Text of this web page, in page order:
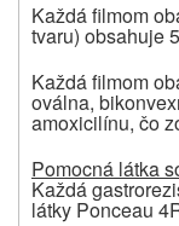
Každá filmom
tvaru) obsahuje
Každá filmom
oválna,
amoxicilínu, čo
Pomocná látka
Každá
látky Ponceau